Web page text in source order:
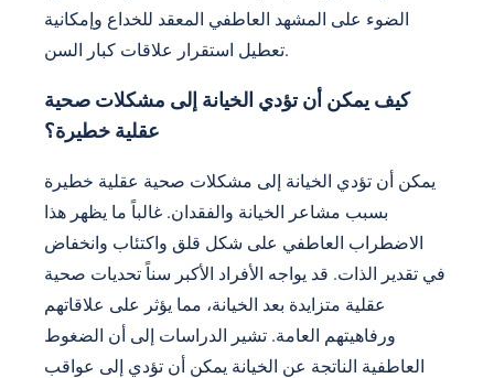
الضوء على المشهد العاطفي المعقد للخداع وإمكانية
تعطيل استقرار علاقات كبار السن.
كيف يمكن أن تؤدي الخيانة إلى مشكلات صحية
عقلية خطيرة؟
يمكن أن تؤدي الخيانة إلى مشكلات صحية عقلية خطيرة
بسبب مشاعر الخيانة والفقدان. غالباً ما يظهر هذا
الاضطراب العاطفي على شكل قلق واكتئاب وانخفاض
في تقدير الذات. قد يواجه الأفراد الأكبر سناً تحديات صحية
عقلية متزايدة بعد الخيانة، مما يؤثر على علاقاتهم
ورفاهيتهم العامة. تشير الدراسات إلى أن الضغوط
العاطفية الناتجة عن الخيانة يمكن أن تؤدي إلى عواقب